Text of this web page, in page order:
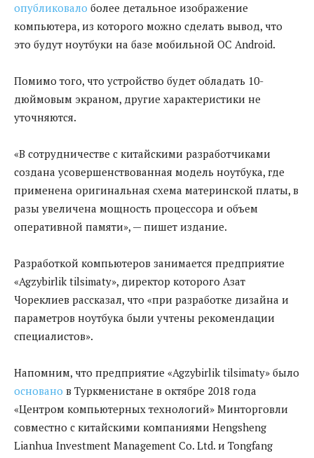
опубликовало более детальное изображение
компьютера, из которого можно сделать вывод, что
это будут ноутбуки на базе мобильной ОС Android.
Помимо того, что устройство будет обладать 10-
дюймовым экраном, другие характеристики не
уточняются.
«В сотрудничестве с китайскими разработчиками
создана усовершенствованная модель ноутбука, где
применена оригинальная схема материнской платы, в
разы увеличена мощность процессора и объем
оперативной памяти», — пишет издание.
Разработкой компьютеров занимается предприятие
«Agzybirlik tilsimaty», директор которого Азат
Чореклиев рассказал, что «при разработке дизайна и
параметров ноутбука были учтены рекомендации
специалистов».
Напомним, что предприятие «Agzybirlik tilsimaty» было
основано в Туркменистане в октябре 2018 года
«Центром компьютерных технологий» Минторговли
совместно с китайскими компаниями Hengsheng
Lianhua Investment Management Co. Ltd. и Tongfang